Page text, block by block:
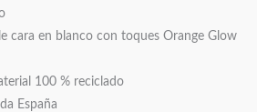
cara en blanco con toques Orange Glow
100 % reciclado
España